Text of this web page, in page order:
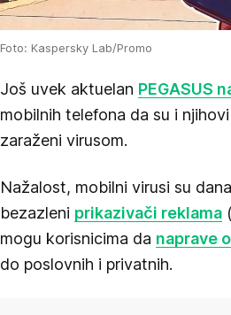
Foto: Kaspersky Lab/Promo
Još uvek aktuelan PEGASUS
mobilnih telefona da su i
zaraženi virusom.
Nažalost, mobilni virusi su
bezazleni prikazivači reklama
mogu korisnicima da naprave
do poslovnih i privatnih.